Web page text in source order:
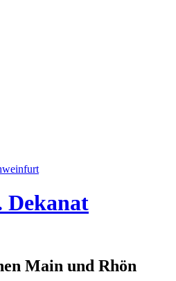
Dekanat
Main und Rhön